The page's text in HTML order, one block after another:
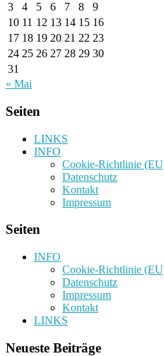
3
4 5 6 7 8
9
10 11 12 13 14 15 16
17 18 19 20 21 22 23
24 25 26 27 28 29 30
31
« Mai
Seiten
LINKS
INFO
Cookie-Richtlinie
Datenschutz
Kontakt
Impressum
Seiten
INFO
Cookie-Richtlinie
Datenschutz
Impressum
Kontakt
LINKS
Neueste Beiträge